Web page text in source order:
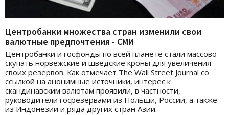
Центробанки множества стран изменили свои
валютные предпочтения - СМИ
Центробанки и госфонды по всей планете стали массово
скупать норвежские и шведские кроны для увеличения
своих резервов. Как отмечает The Wall Street Journal со
ссылкой на анонимные источники, интерес к
скандинавским валютам проявили, в частности,
руководители госрезервами из Польши, России, а также
из Индонезии и ряда других стран Азии.